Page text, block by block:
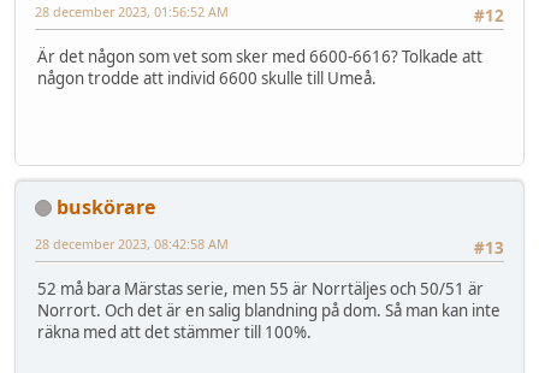
#12
28 december 2023, 01:56:52 AM
Är det någon som vet som sker med 6600-6616? Tolkade att
någon trodde att individ 6600 skulle till Umeå.
buskörare
#13
28 december 2023, 08:42:58 AM
52 må bara Märstas serie, men 55 är Norrtäljes och 50/51 är
Norrort. Och det är en salig blandning på dom. Så man kan inte
räkna med att det stämmer till 100%.